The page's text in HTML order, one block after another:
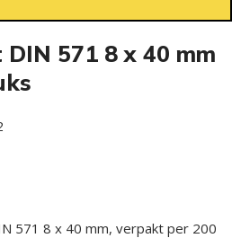
571 8 x 40 mm
571 8 x 40 mm, verpakt per 200